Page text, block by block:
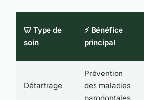
🦷 Type de
soin
⚡ Bénéfice
principal
Détartrage
Prévention
des maladies
parodontales